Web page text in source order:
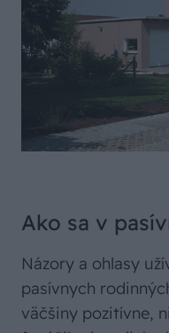
Ako sa v
Názory a ohlasy
pasívnych
väčšiny pozitívne,